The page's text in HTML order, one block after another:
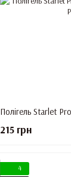
Полігель Starlet
215 грн
4